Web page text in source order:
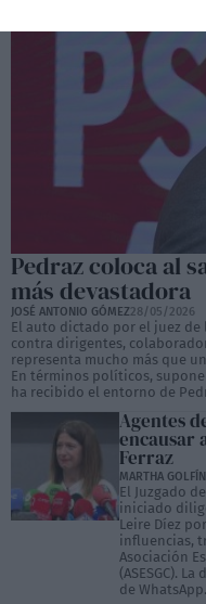
Pedraz coloca al
más devastadora
JOSÉ ANTONIO GÓMEZ28/05/2026
El auto dictado por el juez de
contra dirigentes,
representa mucho más que
En términos políticos,
ha recibido el entorno de
Agentes
encausar
Ferraz
MARTHA GOLFÍN
El Juzgado
iniciado
Leire Díez
influencias,
Asociación
(ASESGC).
de